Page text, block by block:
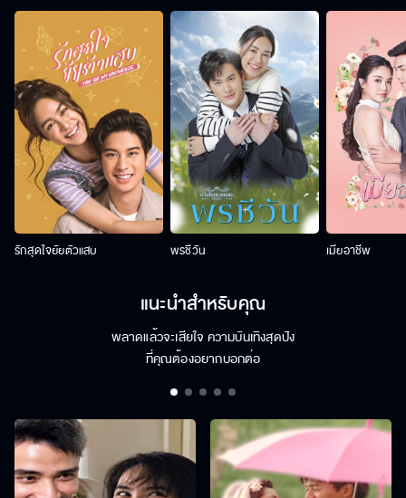
รักสุดใจยัยตัวแสบ พรชีวัน เมียอาชีพ
แนะนำสำหรับคุณ
พลาดแล้วจะเสียใจ ความบันเทิงสุดปัง
ที่คุณต้องอยากบอกต่อ